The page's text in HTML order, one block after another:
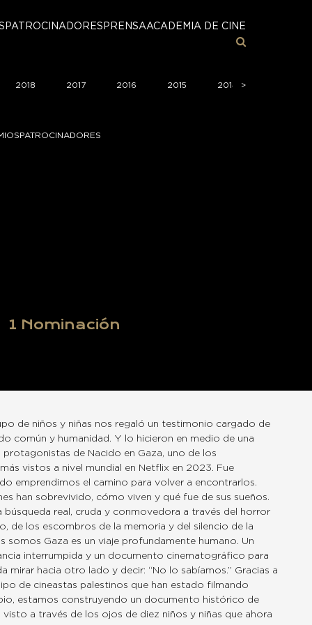
PATROCINADORES PRENSAACADEMIA DE CINE
2018 2017 2016 2015 2014 >
PATROCINADORES
1 Nominación
de niños y niñas nos regaló un testimonio cargado de
común y humanidad. Y lo hicieron en medio de una
protagonistas de Nacido en Gaza, uno de los
vistos a nivel mundial en Netflix en 2023. Fue
emprendimos el camino para volver a encontrarlos.
han sobrevivido, cómo viven y qué fue de sus sueños.
búsqueda real, cruda y conmovedora a través del horror
de los escombros de la memoria y del silencio de la
somos Gaza es un viaje profundamente humano. Un
interrumpida y un documento cinematográfico para
mirar hacia otro lado y decir: “No lo sabíamos.” Gracias a
de cineastas palestinos que han estado filmando
estamos construyendo un documento histórico de
a través de los ojos de diez niños y niñas que ahora